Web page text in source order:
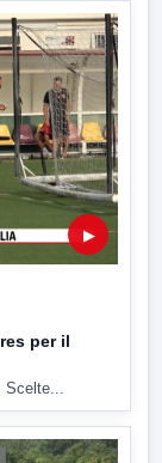
▶
per il
Scelte...